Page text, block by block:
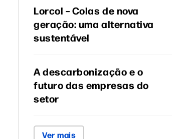
Lorcol – Colas de nova
geração: uma alternativa
sustentável
A descarbonização e o
futuro das empresas do
setor
Ver mais